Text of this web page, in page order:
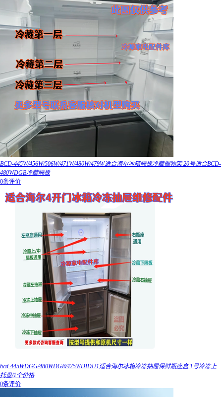
BCD-445W/456W/506W/471W/480W/479W适合海尔冰箱隔板冷藏搁物架 20号适合BCD-
480WDGB冷藏隔板
0条评价
bcd-445WDGG/480WDGB/475WDIDU1适合海尔冰箱冷冻抽屉保鲜瓶座盒 1号冷冻上
托盘/1个价格
0条评价